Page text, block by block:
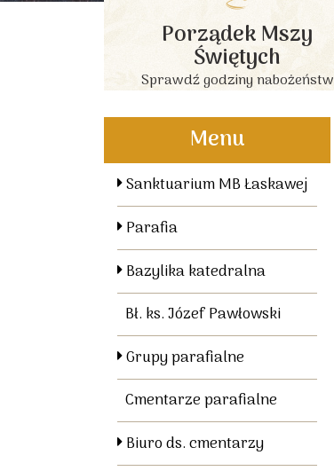
Porządek Mszy
Świętych
Sprawdź godziny nabożeństw
Menu
Sanktuarium MB Łaskawej
Parafia
Bazylika katedralna
Bł. ks. Józef Pawłowski
Grupy parafialne
Cmentarze parafialne
Biuro ds. cmentarzy